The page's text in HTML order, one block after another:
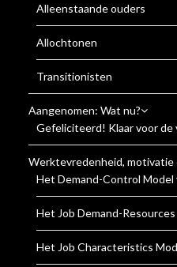
Alleenstaande ouders
Allochtonen
Transitionisten
Aangenomen: Wat nu?
Gefeliciteerd! Klaar voor de
Werktevredenheid, motivatie
Het Demand-Control Model
Het Job Demand-
Het Job Characteristics